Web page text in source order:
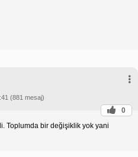
(881 mesaj)
0
Toplumda bir değişiklik yok yani